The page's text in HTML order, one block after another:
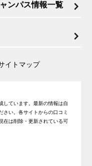
ンパス情報一覧
イトマップ
しています。最新の情報は自
さい。各サイトからの口コミ
在は削除・更新されている可